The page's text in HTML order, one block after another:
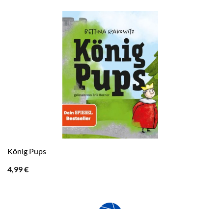
König Pups
4,99€